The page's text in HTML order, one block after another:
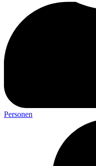
Personen